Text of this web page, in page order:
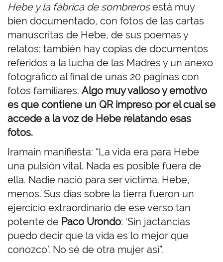
Hebe y la fábrica de sombrerosestá muy
bien documentado, con fotos de las cartas
manuscritas de Hebe, de sus poemas y
relatos; también hay copias de documentos
referidos a la lucha de las Madres y un anexo
fotográfico al final de unas 20 páginas con
fotos familiares. Algo muy valioso y emotivo
es que contiene un QR impreso por el cual se
accede a la voz de Hebe relatando esas
fotos.
Iramain manifiesta: “La vida era para Hebe
una pulsión vital. Nada es posible fuera de
ella. Nadie nació para ser víctima. Hebe,
menos. Sus días sobre la tierra fueron un
ejercicio extraordinario de ese verso tan
potente de Paco Urondo: ‘Sin jactancias
puedo decir que la vida es lo mejor que
conozco’. No sé de otra mujer así”.